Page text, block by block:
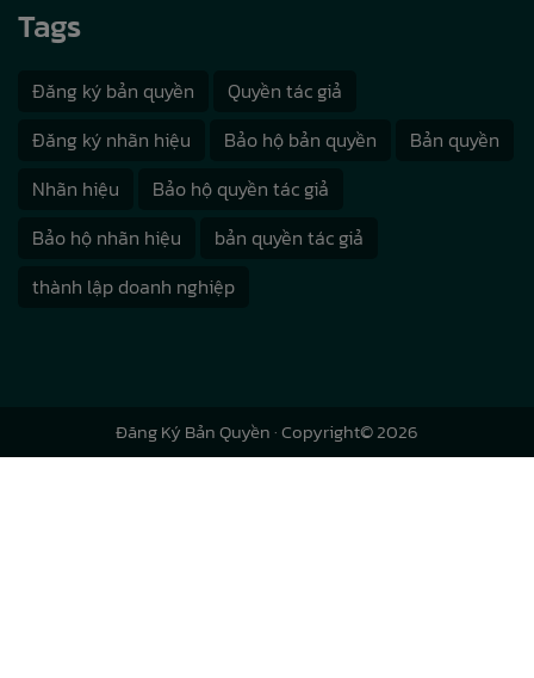
Tags
Đăng ký bản quyền
Quyền tác giả
Đăng ký nhãn hiệu
Bảo hộ bản quyền
Bản quyền
Nhãn hiệu
Bảo hộ quyền tác giả
Bảo hộ nhãn hiệu
bản quyền tác giả
thành lập doanh nghiệp
Đăng Ký Bản Quyền· Copyright© 2026